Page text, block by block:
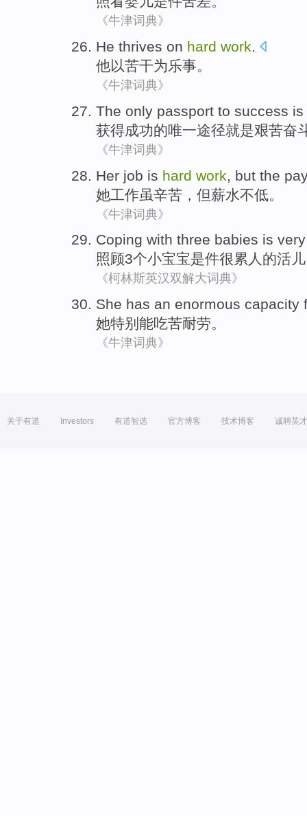
《牛津词典》
He thrives on hard work.
他以苦干为乐事。
《牛津词典》
The only passport to success is
获得成功的唯一途径就是艰苦奋
《牛津词典》
Her job is hard work but the
她工作虽辛苦， 但薪水不低。
《牛津词典》
Coping with three babies is very
照顾3个小宝宝是件很累人的活儿
《柯林斯英汉双解大词典》
She has an enormous capacity
她特别能吃苦耐劳。
《牛津词典》
关于有道 Investors 有道智选 官方博客 技术博客 诚聘英才